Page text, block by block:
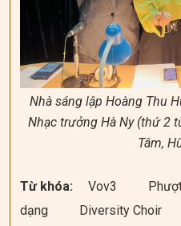
Nhà sáng lập Hoàng Thu
Nhạc trưởng Hà Ny (thứ 2
Tâm,
Từ khóa: Vov3
dạng
Diversity Choir